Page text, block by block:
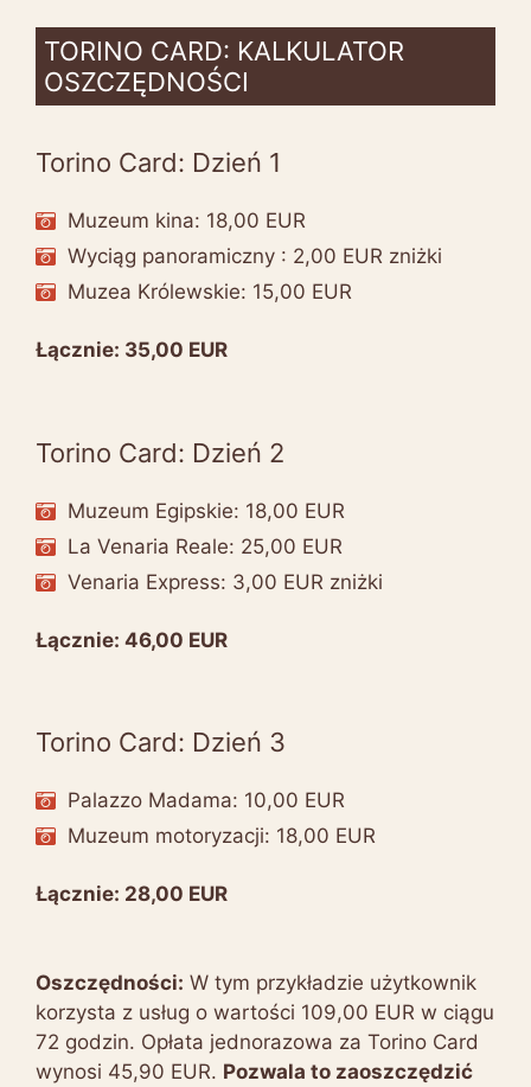
TORINO CARD: KALKULATOR
OSZCZĘDNOŚCI
Torino Card: Dzień 1
Muzeum kina: 18,00 EUR
Wyciąg panoramiczny : 2,00 EUR zniżki
Muzea Królewskie: 15,00 EUR
Łącznie: 35,00 EUR
Torino Card: Dzień 2
Muzeum Egipskie: 18,00 EUR
La Venaria Reale: 25,00 EUR
Venaria Express: 3,00 EUR zniżki
Łącznie: 46,00 EUR
Torino Card: Dzień 3
Palazzo Madama: 10,00 EUR
Muzeum motoryzacji: 18,00 EUR
Łącznie: 28,00 EUR
Oszczędności: W tym przykładzie użytkownik
korzysta z usług o wartości 109,00 EUR w ciągu
72 godzin. Opłata jednorazowa za Torino Card
wynosi 45,90 EUR. Pozwala to zaoszczędzić